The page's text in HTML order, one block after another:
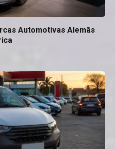
Automotivas Alemãs